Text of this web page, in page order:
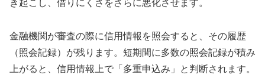
き起こし、借りにくさをさらに悪化させます。
金融機関が審査の際に信用情報を照会すると、その履歴
（照会記録）が残ります。短期間に多数の照会記録が積み
上がると、信用情報上で「多重申込み」と判断されます。